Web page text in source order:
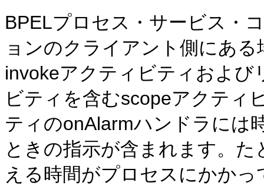
BPELプロセス・サービス・
ョンのクライアント側にあ
invokeアクティビティおよ
ビティを含むscopeアクティ
ティのonAlarmハンドラには
ときの指示が含まれます。
える時間がプロセスにかか